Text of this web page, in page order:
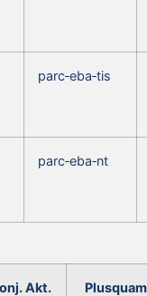
parc‑eba‑tis
parc‑eba‑nt
Akt.